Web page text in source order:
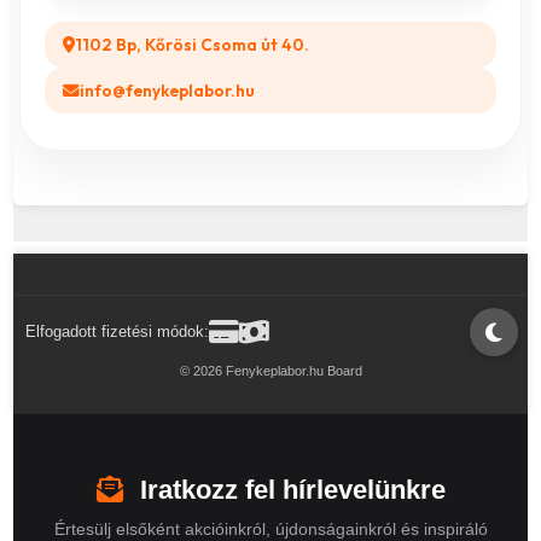
1102 Bp, Kőrösi Csoma út 40.
info@fenykeplabor.hu
Elfogadott fizetési módok:
© 2026 Fenykeplabor.hu Board
Iratkozz fel hírlevelünkre
Értesülj elsőként akcióinkról, újdonságainkról és inspiráló